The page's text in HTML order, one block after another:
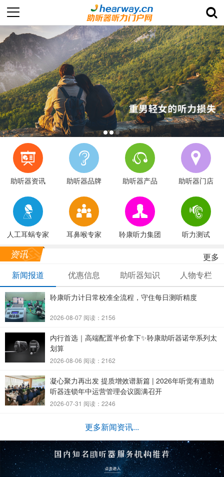
助听器资讯 助听器品牌 助听器产品 助听器门店
人工耳蜗专家 耳鼻喉专家 聆康听力集团 听力测试
资讯
更多
新闻报道
优惠信息 助听器知识 人物专栏
聆康听力计日常校准全流程，守住每日测听精度
2026-08-07 阅读：2156
内行首选｜高端配置半价拿下✨聆康助听器诺华系列太
划算
2026-08-06 阅读：2162
凝心聚力再出发 提质增效谱新篇 | 2026年听觉有道助
听器连锁年中运营管理会议圆满召开
2026-07-31 阅读：2246
更多新闻资讯...